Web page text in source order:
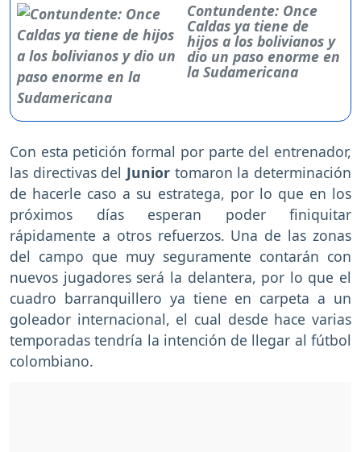
Contundente: Once
Caldas ya tiene de
hijos a los bolivianos y
dio un paso enorme en
la Sudamericana
Con esta petición formal por parte del entrenador,
las directivas del Junior tomaron la determinación
de hacerle caso a su estratega, por lo que en los
próximos días esperan poder finiquitar
rápidamente a otros refuerzos. Una de las zonas
del campo que muy seguramente contarán con
nuevos jugadores será la delantera, por lo que el
cuadro barranquillero ya tiene en carpeta a un
goleador internacional, el cual desde hace varias
temporadas tendría la intención de llegar al fútbol
colombiano.